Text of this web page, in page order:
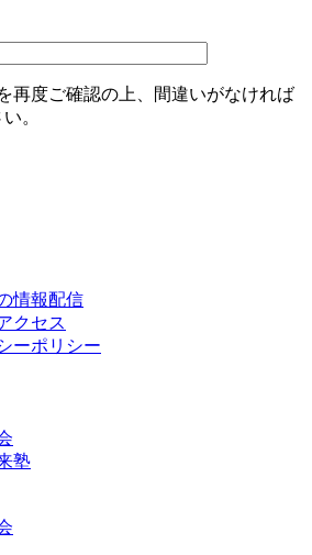
再度ご確認の上、間違いがなければ
。
情報配信
クセス
ーポリシー
塾